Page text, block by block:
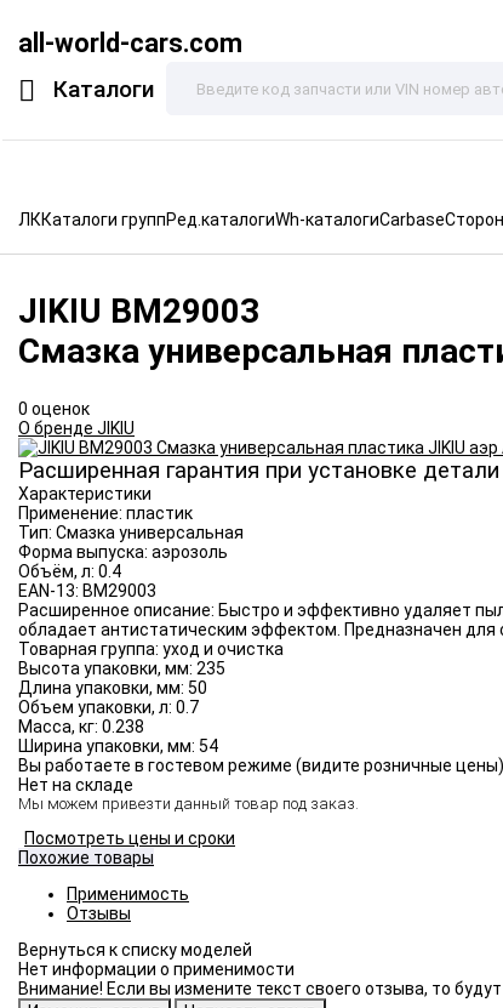
all-world-cars.com
Каталоги
ЛККаталоги группРед.каталогиWh-каталогиCarbase
JIKIU BM29003
Смазка универсальная
0 оценок
О бренде JIKIU
Расширенная гарантия при установке
Характеристики
Применение: пластик
Тип: Смазка универсальная
Форма выпуска: аэрозоль
Объём, л: 0.4
EAN-13: BM29003
Расширенное описание: Быстро и эффективно удаляет
обладает антистатическим эффектом. Предназначен
Товарная группа: уход и очистка
Высота упаковки, мм: 235
Длина упаковки, мм: 50
Объем упаковки, л: 0.7
Масса, кг: 0.238
Ширина упаковки, мм: 54
Вы работаете в гостевом режиме (видите розничные
Нет на складе
Мы можем привезти данный товар под заказ.
Посмотреть цены и сроки
Похожие товары
Применимость
Отзывы
Нет информации о применимости
Внимание! Если вы измените текст своего отзыва, то